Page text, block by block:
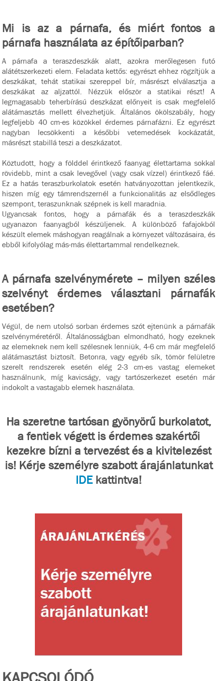
Mi is az a párnafa, és miért fontos a
párnafa használata az építőiparban?
A párnafa a teraszdeszkák alatt, azokra merőlegesen futó
alátétszerkezeti elem. Feladata kettős: egyrészt ehhez rögzítjük a
deszkákat, tehát statikai szereppel bír, másrészt elválasztja a
deszkákat az aljzattól. Nézzük először a statikai részt! A
legmagasabb teherbírású deszkázat előnyeit is csak megfelelő
alátámasztás mellett élvezhetjük. Általános ökölszabály, hogy
legfeljebb 40 cm-es közökkel érdemes párnafázni. Ez egyrészt
nagyban lecsökkenti a későbbi vetemedések kockázatát,
másrészt stabillá teszi a deszkázatot.
Köztudott, hogy a földdel érintkező faanyag élettartama sokkal
rövidebb, mint a csak levegővel (vagy csak vízzel) érintkező fáé.
Ez a hatás teraszburkolatok esetén hatványozottan jelentkezik,
hiszen míg egy támrendszernél a funkcionalitás az elsődleges
szempont, teraszunknak szépnek is kell maradnia.
Ugyancsak fontos, hogy a párnafák és a teraszdeszkák
ugyanazon faanyagból készüljenek. A különböző fafajokból
készült elemek máshogyan reagálnak a környezet változásaira, és
ebből kifolyólag más-más élettartammal rendelkeznek.
A párnafa szelvénymérete – milyen széles
szelvényt érdemes választani párnafák
esetében?
Végül, de nem utolsó sorban érdemes szót ejtenünk a párnafák
szelvényméretéről. Általánosságban elmondható, hogy ezeknek
az elemeknek nem kell szélesnek lenniük, 4-6 cm már megfelelő
alátámasztást biztosít. Betonra, vagy egyéb sík, tömör felületre
szerelt rendszerek esetén elég 2-3 cm-es vastag elemeket
használnunk, míg kavicságy, vagy tartószerkezet esetén már
indokolt a vastagabb elemek használata.
Ha szeretne tartósan gyönyörű burkolatot,
a fentiek végett is érdemes szakértői
kezekre bízni a tervezést és a kivitelezést
is! Kérje személyre szabott árajánlatunkat
IDE kattintva!